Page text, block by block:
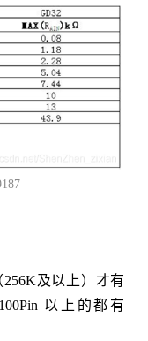
256K及以上）才有
以上的都有